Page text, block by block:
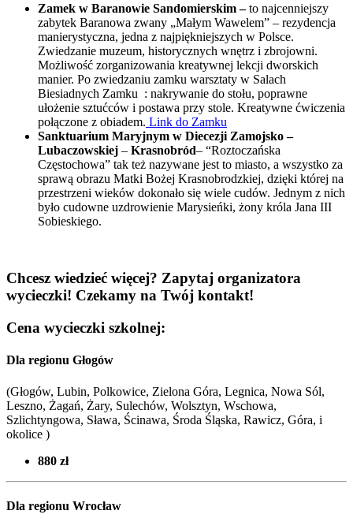
Zamek w Baranowie Sandomierskim –to najcenniejszy
zabytek Baranowa zwany „Małym Wawelem” – rezydencja
manierystyczna, jedna z najpiękniejszych w Polsce.
Zwiedzanie muzeum, historycznych wnętrz i zbrojowni.
Możliwość zorganizowania kreatywnej lekcji dworskich
manier. Po zwiedzaniu zamku warsztaty w Salach
Biesiadnych Zamku : nakrywanie do stołu, poprawne
ułożenie sztućców i postawa przy stole. Kreatywne ćwiczenia
połączone z obiadem. Link do Zamku
Sanktuarium Maryjnym w Diecezji Zamojsko –
Lubaczowskiej – Krasnobród– “Roztoczańska
Częstochowa” tak też nazywane jest to miasto, a wszystko za
sprawą obrazu Matki Bożej Krasnobrodzkiej, dzięki której na
przestrzeni wieków dokonało się wiele cudów. Jednym z nich
było cudowne uzdrowienie Marysieńki, żony króla Jana III
Sobieskiego.
Chcesz wiedzieć więcej? Zapytaj organizatora
wycieczki! Czekamy na Twój kontakt!
Cena wycieczki szkolnej:
Dla regionu Głogów
(Głogów, Lubin, Polkowice, Zielona Góra, Legnica, Nowa Sól,
Leszno, Żagań, Żary, Sulechów, Wolsztyn, Wschowa,
Szlichtyngowa, Sława, Ścinawa, Środa Śląska, Rawicz, Góra, i
okolice )
880 zł
Dla regionu Wrocław